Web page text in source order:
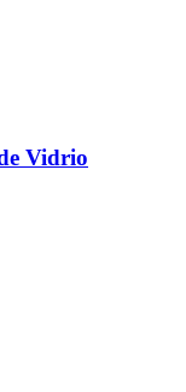
Vidrio